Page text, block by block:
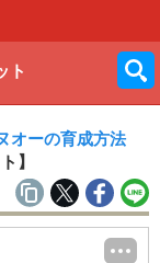
ト
オーの育成方法
】